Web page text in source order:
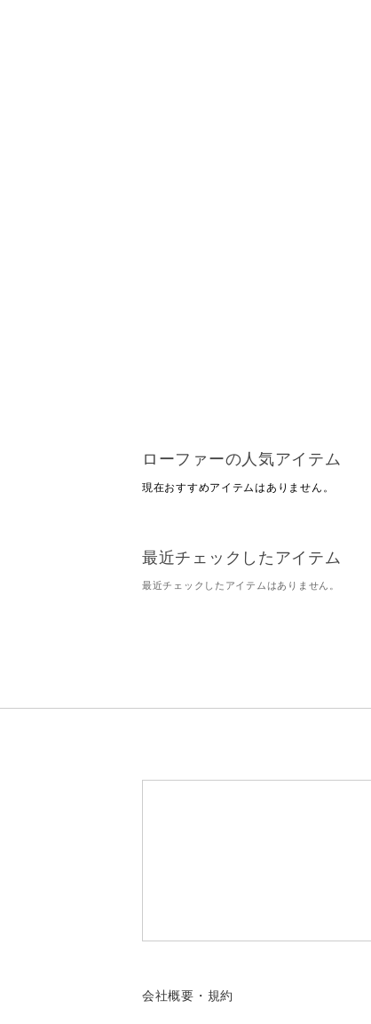
ローファーの人気アイテム
現在おすすめアイテムはありません。
最近チェックしたアイテム
最近チェックしたアイテムはありません。
会社概要・規約